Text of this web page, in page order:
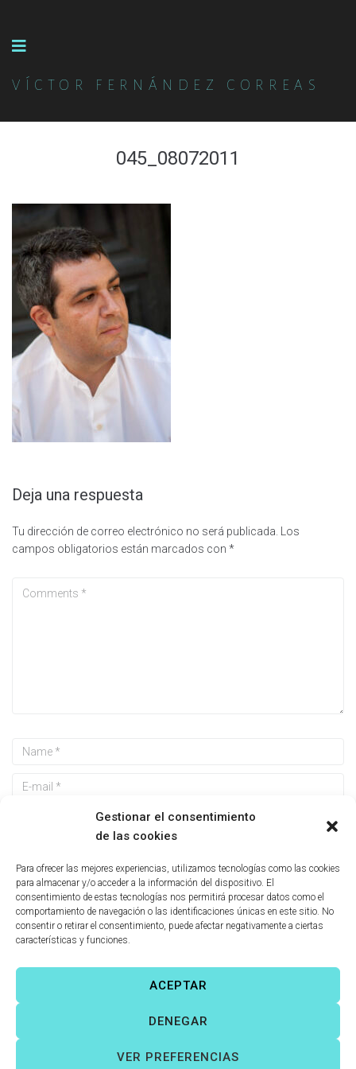
Gestionar el consentimiento
de las cookies
Para ofrecer las mejores experiencias, utilizamos tecnologías como las cookies
para almacenar y/o acceder a la información del dispositivo. El
consentimiento de estas tecnologías nos permitirá procesar datos como el
comportamiento de navegación o las identificaciones únicas en este sitio. No
consentir o retirar el consentimiento, puede afectar negativamente a ciertas
características y funciones.
ACEPTAR
DENEGAR
VER PREFERENCIAS
VÍCTOR FERNÁNDEZ CORREAS
045_08072011
Deja una respuesta
Tu dirección de correo electrónico no será publicada.
Los
campos obligatorios están marcados con *
Guarda mi nombre, correo electrónico y web en este
navegador para la próxima vez que comente.
Víctor Fernández Correas
Todos los derechos reservados. |
|Política de cookies